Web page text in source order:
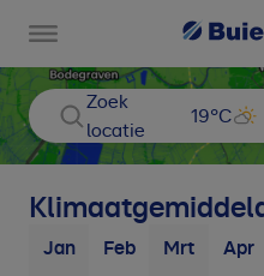
Zoek
locatie
19°C
Jan Feb Mrt Apr